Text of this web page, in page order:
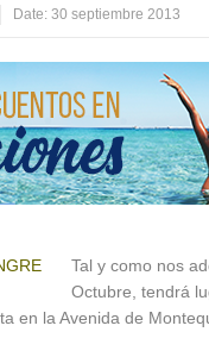
Date: 30 septiembre 2013
Tal y como nos
Octubre, tendrá
en la Avenida de